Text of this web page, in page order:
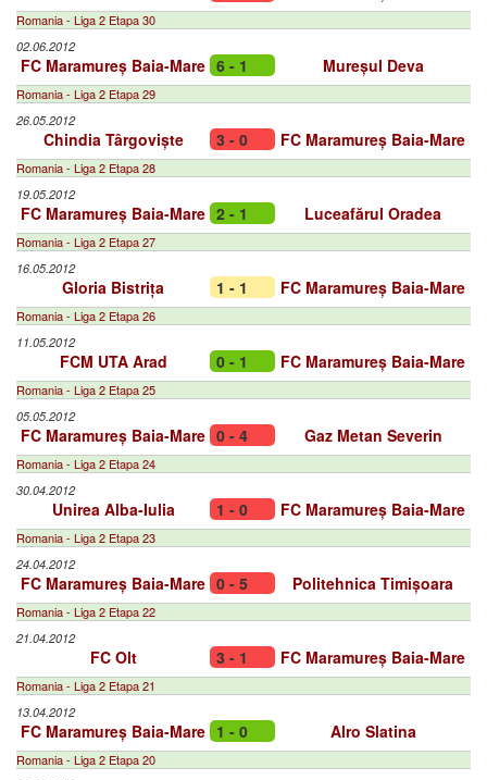
Romania - Liga 2 Etapa 30
02.06.2012
FC Maramureș Baia-Mare 6 - 1 Mureșul Deva
Romania - Liga 2 Etapa 29
26.05.2012
Chindia Târgoviște 3 - 0 FC Maramureș Baia-Mare
Romania - Liga 2 Etapa 28
19.05.2012
FC Maramureș Baia-Mare 2 - 1 Luceafărul Oradea
Romania - Liga 2 Etapa 27
16.05.2012
Gloria Bistrița 1 - 1 FC Maramureș Baia-Mare
Romania - Liga 2 Etapa 26
11.05.2012
FCM UTA Arad 0 - 1 FC Maramureș Baia-Mare
Romania - Liga 2 Etapa 25
05.05.2012
FC Maramureș Baia-Mare 0 - 4 Gaz Metan Severin
Romania - Liga 2 Etapa 24
30.04.2012
Unirea Alba-Iulia 1 - 0 FC Maramureș Baia-Mare
Romania - Liga 2 Etapa 23
24.04.2012
FC Maramureș Baia-Mare 0 - 5 Politehnica Timișoara
Romania - Liga 2 Etapa 22
21.04.2012
FC Olt 3 - 1 FC Maramureș Baia-Mare
Romania - Liga 2 Etapa 21
13.04.2012
FC Maramureș Baia-Mare 1 - 0 Alro Slatina
Romania - Liga 2 Etapa 20